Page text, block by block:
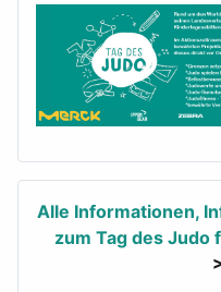
Alle Informationen,
zum Tag des Judo